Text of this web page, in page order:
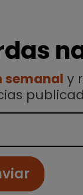
semanal y